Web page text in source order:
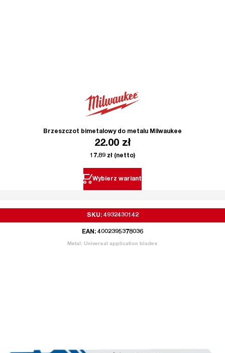
Brzeszczot bimetalowy do metalu Milwaukee
22.00 zł
17.89 zł (netto)
Wybierz wariant
SKU: 4932430142
EAN: 4002395378036
Metal: Universal application blades